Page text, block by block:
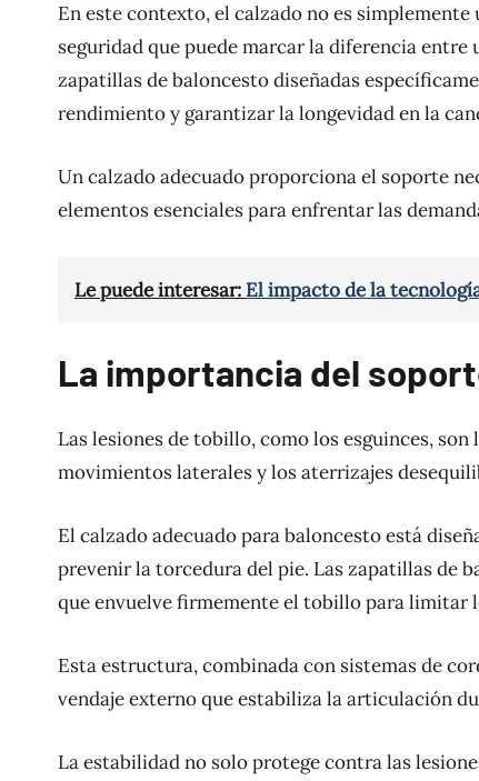
En este contexto, el calzado no es
seguridad que puede marcar la diferencia
zapatillas de baloncesto diseñadas
rendimiento y garantizar la longevidad en la
Un calzado adecuado proporciona el soporte
elementos esenciales para enfrentar las
Le puede interesar: El impacto de la
La importancia del
Las lesiones de tobillo, como los esguinces,
movimientos laterales y los aterrizajes
El calzado adecuado para baloncesto está
prevenir la torcedura del pie. Las zapatillas de
que envuelve firmemente el tobillo para limitar
Esta estructura, combinada con sistemas de
vendaje externo que estabiliza la articulación
La estabilidad no solo protege contra las